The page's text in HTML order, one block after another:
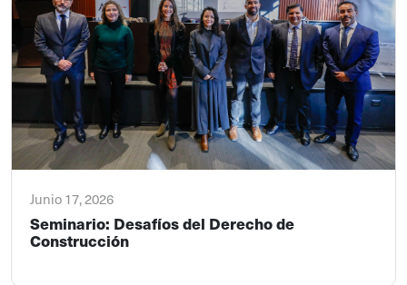
Junio 17, 2026
Seminario: Desafíos del Derecho de
Construcción